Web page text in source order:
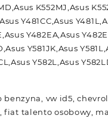
K552MJ,Asus
Y481CC,Asus
Y482EA,Asus
Y581JK,Asus
Y582L,Asus
vw id5,
fiat talento osobowy,